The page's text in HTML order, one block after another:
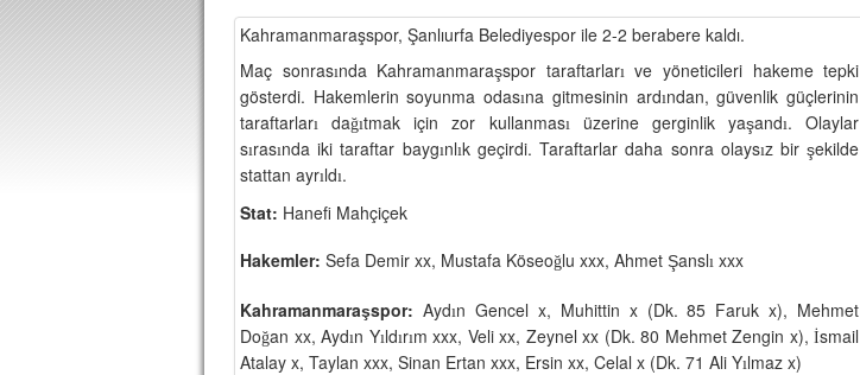
Kahramanmaraşspor, Şanlıurfa Belediyespor ile 2-2 berabere kaldı.
Maç sonrasında Kahramanmaraşspor taraftarlarıve yöneticileri hakeme tepki
gösterdi. Hakemlerin soyunma odasına gitmesinin ardından, güvenlik güçlerinin
taraftarları dağıtmak için zor kullanmasıüzerine gerginlik yaşandı. Olaylar
sırasında iki taraftar baygınlık geçirdi. Taraftarlar daha sonra olaysız birşekilde
stattan ayrıldı.
Stat: Hanefi Mahçiçek
Hakemler: Sefa Demir xx, Mustafa Köseoğlu xxx, Ahmet Şanslı xxx
Kahramanmaraşspor: Aydın Gencel x, Muhittin x (Dk. 85 Faruk x), Mehmet
Doğan xx, Aydın Yıldırım xxx, Veli xx, Zeynel xx (Dk. 80 Mehmet Zengin x),İsmail
Atalay x, Taylan xxx, Sinan Ertan xxx, Ersin xx, Celal x (Dk. 71 Ali Yılmaz x)